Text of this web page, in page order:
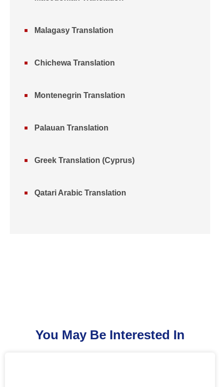
Malagasy Translation
Chichewa Translation
Montenegrin Translation
Palauan Translation
Greek Translation (Cyprus)
Qatari Arabic Translation
You May Be Interested In